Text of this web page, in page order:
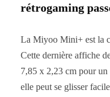
rétrogaming
La Miyoo Mini+ est la
Cette dernière affiche
7,85 x 2,23 cm pour
elle peut se glisser